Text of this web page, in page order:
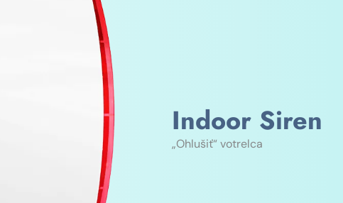
Indoor Siren
„Ohlušiť“ votrelca